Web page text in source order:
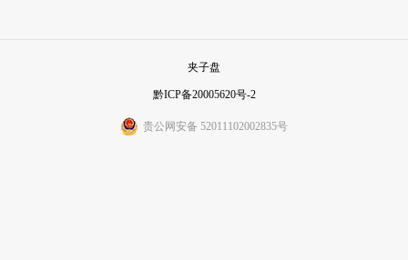
夹子盘
黔ICP备20005620号-2
贵公网安备 52011102002835号